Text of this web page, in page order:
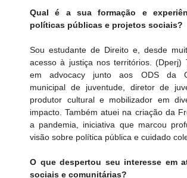
Qual é a sua formação e
políticas públicas e projetos sociais?
Sou estudante de Direito e, desde
acesso à justiça nos territórios. (Dperj)
em advocacy junto aos ODS da
municipal de juventude, diretor de
produtor cultural e mobilizador em
impacto. Também atuei na criação da
a pandemia, iniciativa que marcou
visão sobre política pública e cuidado
O que despertou seu interesse em
sociais e comunitárias?